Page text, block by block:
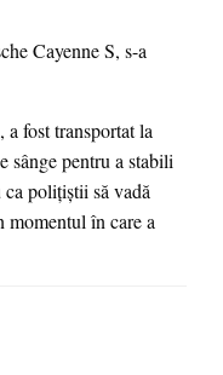
Cayenne S, s-a
fost transportat la
sânge pentru a stabili
poliţiştii să vadă
momentul în care a